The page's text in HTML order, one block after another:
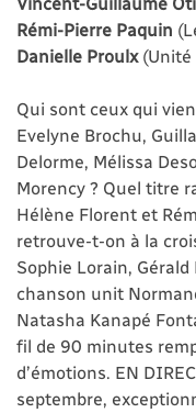
Rémi-Pierre Paquin
Danielle Proulx(Unité
Qui sont ceux qui
Evelyne Brochu,
Delorme, Mélissa
Morency ? Quel titre
Hélène Florent et
retrouve-t-on à la
Sophie Lorain,
chanson unit
Natasha Kanapé
fil de 90 minutes
d’émotions. EN
septembre,